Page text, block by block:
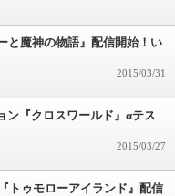
と魔神の物語』配信開始！い
2015/03/31
ン『クロスワールド』αテス
2015/03/27
トゥモローアイランド』配信